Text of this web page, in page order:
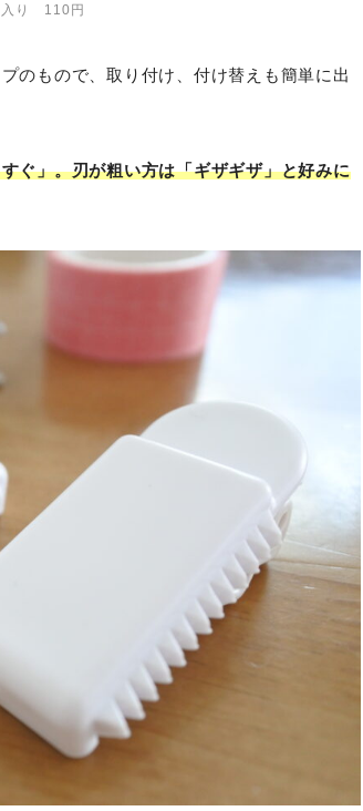
入り 110円
のもので、取り付け、付け替えも簡単に出
ぐ」。刃が粗い方は「ギザギザ」と好みに